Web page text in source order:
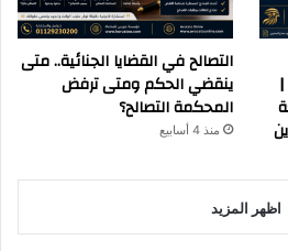
|
التصالح في القضايا الجنائية.. متى
ينقضي الحكم ومتى ترفض
المحكمة التصالح؟
منذ 4 أسابيع
اظهر المزيد